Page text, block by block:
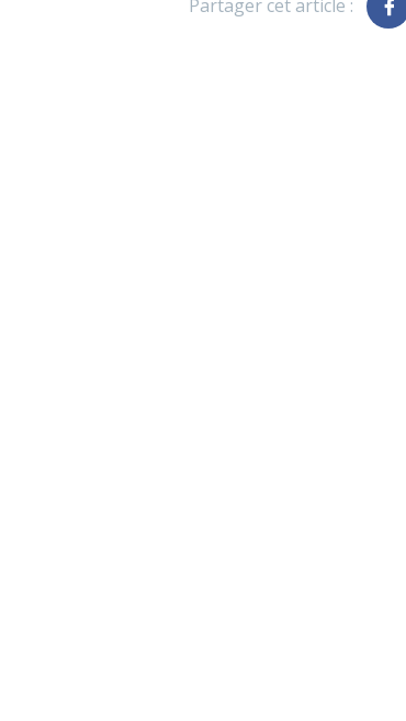
Partager cet article :